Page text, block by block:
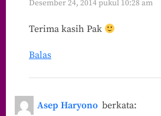
Desember 24, 2014 pukul 10:28 am
Terima kasih Pak
Balas
Asep Haryono berkata: